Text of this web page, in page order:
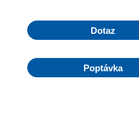
Dotaz
Poptávka